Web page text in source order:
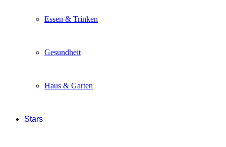
Essen & Trinken
Gesundheit
Haus & Garten
Stars